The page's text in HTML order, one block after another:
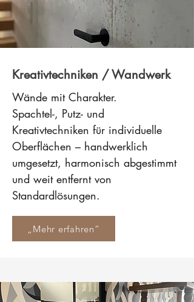
Kreativtechniken / Wandwerk
Wände mit Charakter.
Spachtel-, Putz- und
Kreativtechniken für individuelle
Oberflächen – handwerklich
umgesetzt, harmonisch abgestimmt
und weit entfernt von
Standardlösungen.
„Mehr erfahren“